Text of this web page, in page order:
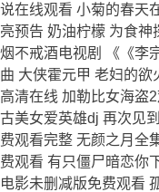
说在线观看 小菊的春天
亮预告 奶油柠檬 为食
烟不戒酒电视剧 《《李
曲 大侠霍元甲 老妇的欲
高清在线 加勒比女海盗
古美女爱英雄dj 再次见
费观看完整 无颜之月全
费观看 有只僵尸暗恋你
电影未删减版免费观看